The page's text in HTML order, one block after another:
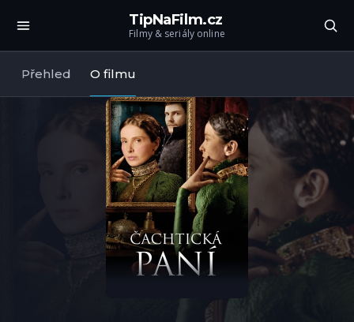
TipNaFilm.cz
Filmy & seriály online
Přehled O filmu